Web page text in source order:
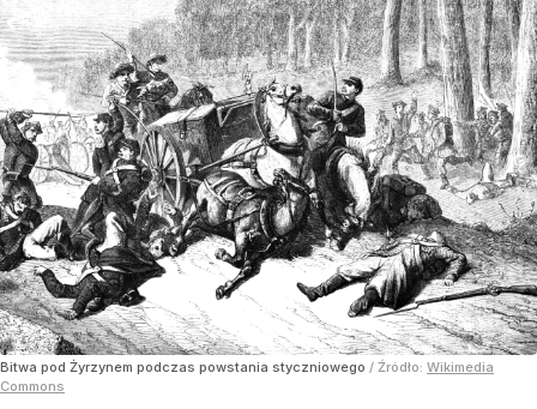
Bitwa pod Żyrzynem podczas powstania styczniowego / Źródło: Wikimedia
Commons